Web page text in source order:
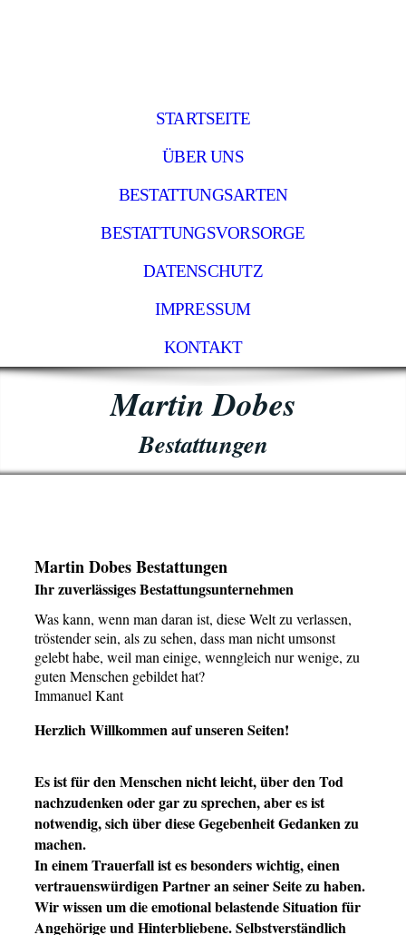
STARTSEITE
ÜBER UNS
BESTATTUNGSARTEN
BESTATTUNGSVORSORGE
DATENSCHUTZ
IMPRESSUM
KONTAKT
Martin Dobes
Bestattungen
Martin Dobes Bestattungen
Ihr zuverlässiges Bestattungsunternehmen
Was kann, wenn man daran ist, diese Welt zu verlassen,
tröstender sein, als zu sehen, dass man nicht umsonst
gelebt habe, weil man einige, wenngleich nur wenige, zu
guten Menschen gebildet hat?
Immanuel Kant
Herzlich Willkommen auf unseren Seiten!
Es ist für den Menschen nicht leicht, über den Tod
nachzudenken oder gar zu sprechen, aber es ist
notwendig, sich über diese Gegebenheit Gedanken zu
machen.
In einem Trauerfall ist es besonders wichtig, einen
vertrauenswürdigen Partner an seiner Seite zu haben.
Wir wissen um die emotional belastende Situation für
Angehörige und Hinterbliebene. Selbstverständlich